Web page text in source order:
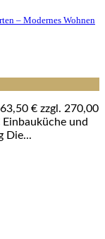
– Modernes Wohnen
€ zzgl. 270,00
und
Die...